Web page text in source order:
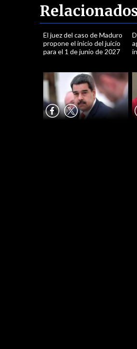
El juez del caso de Maduro
propone el inicio del juicio
para el 1 de junio de 2027